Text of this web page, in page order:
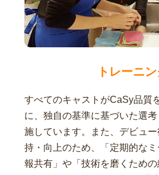
トレーニ
すべてのキャストがCaSy品質
に、独自の基準に基づいた選
施しています。また、デビュ
持・向上のため、「定期的な
報共有」や「技術を磨くため